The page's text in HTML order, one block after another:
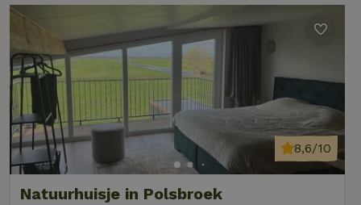
Natuurhuisje in Polsbroek
8,6/10